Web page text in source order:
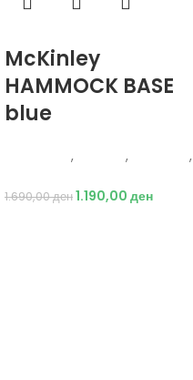
McKinley
HAMMOCK BASE
blue
, ,
,
1.690,00ден1.190,00 ден